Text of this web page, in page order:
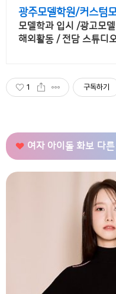
광주모델학원/커스텀
모델학과 입시 /광고모
해외활동 / 전담 스튜디
1 구독하기
여자 아이돌 화보 다